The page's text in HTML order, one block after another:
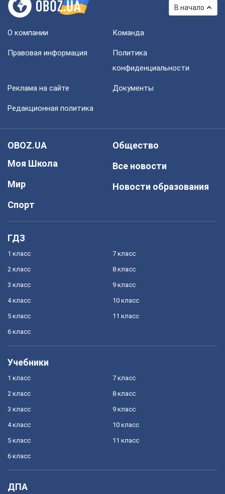
В начало
О компании Команда
Правовая информация
Политика
конфиденциальности
Реклама на сайте Документы
Редакционная политика
OBOZ.UA
Моя Школа
Мир
Спорт
Общество
Все новости
Новости образования
ГДЗ
1 класс
2 класс
3 класс
4 класс
5 класс
6 класс
7 класс
8 класс
9 класс
10 класс
11 класс
Учебники
1 класс
2 класс
3 класс
4 класс
5 класс
6 класс
7 класс
8 класс
9 класс
10 класс
11 класс
ДПА